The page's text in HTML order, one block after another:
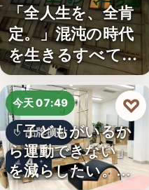
「全人生を、全肯
定。」混沌の時代
を生きるすべての
人へ贈る…
今天 07:49
品牌擴點
4
「子どもがいるか
ら運動できない」
を減らしたい。埼
♡